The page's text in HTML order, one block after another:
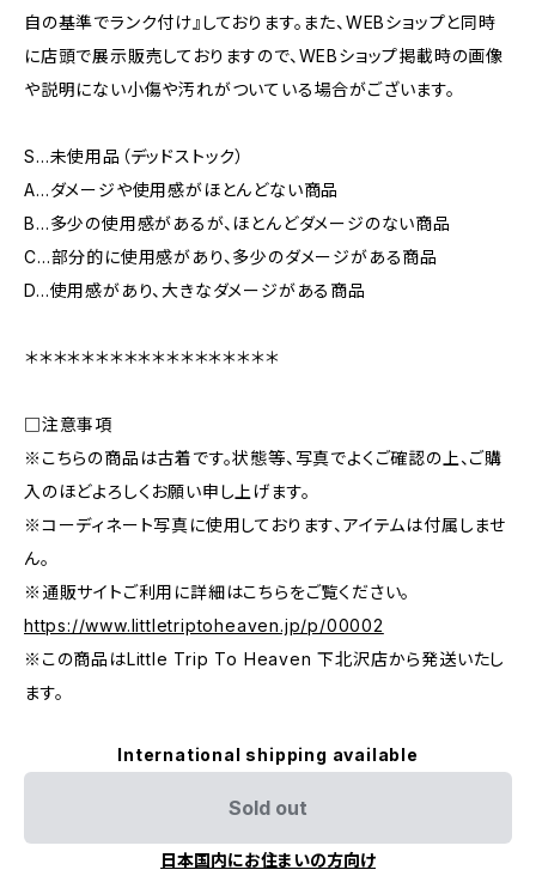
自の基準でランク付け』しております。また、WEBショップと同時
に店頭で展示販売しておりますので、WEBショップ掲載時の画像
や説明にない小傷や汚れがついている場合がございます。
S…未使用品（デッドストック）
A…ダメージや使用感がほとんどない商品
B…多少の使用感があるが、ほとんどダメージのない商品
C…部分的に使用感があり、多少のダメージがある商品
D…使用感があり、大きなダメージがある商品
＊＊＊＊＊＊＊＊＊＊＊＊＊＊＊＊＊＊
□注意事項
※こちらの商品は古着です。状態等、写真でよくご確認の上、ご購
入のほどよろしくお願い申し上げます。
※コーディネート写真に使用しております、アイテムは付属しませ
ん。
※通販サイトご利用に詳細はこちらをご覧ください。
https://www.littletriptoheaven.jp/p/00002
※この商品はLittle Trip To Heaven 下北沢店から発送いたし
ます。
International shipping available
Sold out
日本国内にお住まいの方向け